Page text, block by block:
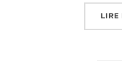
LIRE